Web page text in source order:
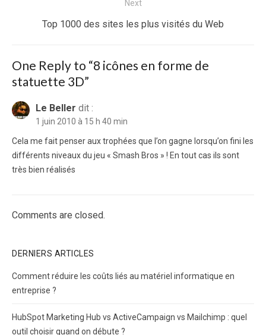
Next
Next
Top 1000 des sites les plus visités du Web
One Reply to “8 icônes en forme de
statuette 3D”
Le Beller dit :
1 juin 2010 à 15 h 40 min
Cela me fait penser aux trophées que l’on gagne lorsqu’on fini les
différents niveaux du jeu « Smash Bros » ! En tout cas ils sont
très bien réalisés
Comments are closed.
DERNIERS ARTICLES
Comment réduire les coûts liés au matériel informatique en
entreprise ?
HubSpot Marketing Hub vs ActiveCampaign vs Mailchimp : quel
outil choisir quand on débute ?